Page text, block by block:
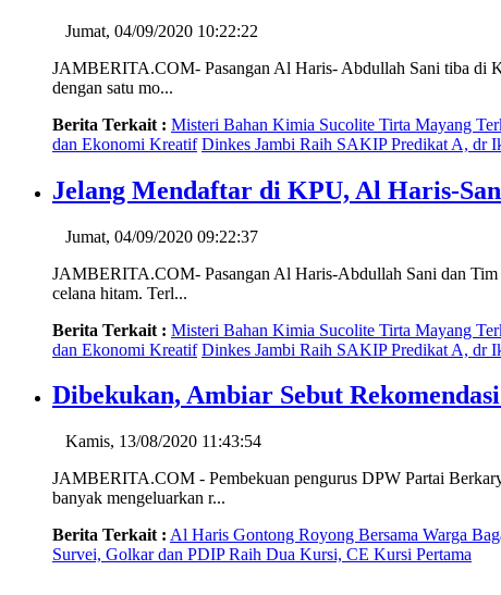
Jumat, 04/09/2020 10:22:22
JAMBERITA.COM- Pasangan Al Haris- Abdullah Sani tiba di
dengan satu mo...
Berita Terkait : Misteri Bahan Kimia Sucolite Tirta Mayang
dan Ekonomi Kreatif Dinkes Jambi Raih SAKIP Predikat A, dr
Jelang Mendaftar di KPU, Al Haris-
Jumat, 04/09/2020 09:22:37
JAMBERITA.COM- Pasangan Al Haris-Abdullah Sani dan Tim
celana hitam. Terl...
Berita Terkait : Misteri Bahan Kimia Sucolite Tirta Mayang
dan Ekonomi Kreatif Dinkes Jambi Raih SAKIP Predikat A, dr
Dibekukan, Ambiar Sebut
Kamis, 13/08/2020 11:43:54
JAMBERITA.COM - Pembekuan pengurus DPW Partai
banyak mengeluarkan r...
Berita Terkait : Al Haris Gontong Royong Bersama Warga
Survei, Golkar dan PDIP Raih Dua Kursi, CE Kursi Pertama